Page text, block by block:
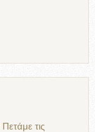
Πετάμε τις